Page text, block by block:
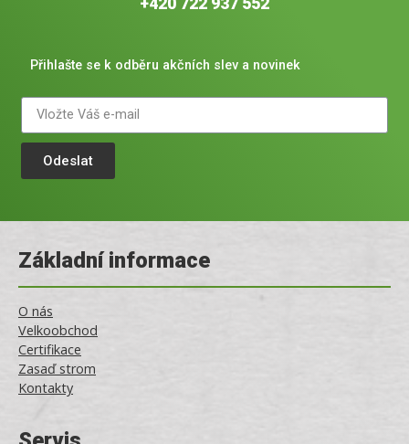
Přihlašte se k odběru akčních slev a novinek
Odeslat
Základní informace
O nás
Velkoobchod
Certifikace
Zasaď strom
Kontakty